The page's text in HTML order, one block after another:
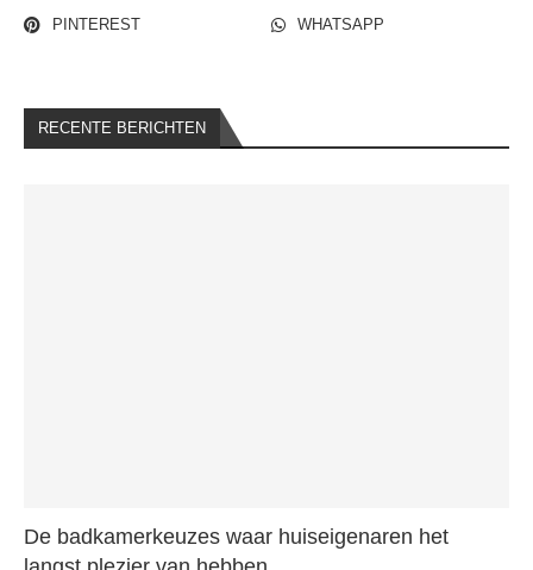
PINTEREST
WHATSAPP
RECENTE BERICHTEN
De badkamerkeuzes waar huiseigenaren het